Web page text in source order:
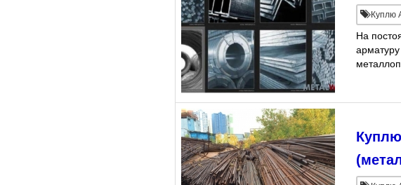
Куплю
На